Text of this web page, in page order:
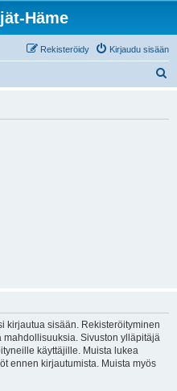
Häme
Kirjaudu sisään
Rekisteröidy
kirjautua sisään. Rekisteröityminen
Sivuston ylläpitäjä
käyttäjille. Muista lukea
ennen kirjautumista. Muista myös